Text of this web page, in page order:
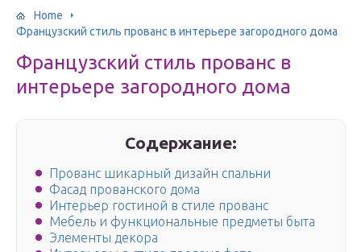
Home
Французский стиль прованс в интерьере загородного дома
Французский стиль прованс в
интерьере загородного дома
Содержание:
Прованс шикарный дизайн спальни
Фасад прованского дома
Интерьер гостиной в стиле прованс
Мебель и функциональные предметы быта
Элементы декора